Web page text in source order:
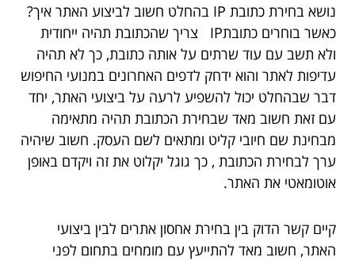
נושא בחירת כתובת IP בהחלט חשוב לביצוע האתר איך?
כאשר בוחרים כתובתIP צריך שהכתובת תהיה ייחודית
ולא תשב עם עוד שרתים על אותה כתובת, כך לא תהיה
עדיפות לאתר והוא ידחק לדפים האחרונים במנועי החיפוש
דבר שבהחלט יכול להשפיע לרעה על ביצועי האתר, יחד
עם זאת חשוב מאד שבחירת הכתובת תהיה מתאימה
מבחינת שם חיובי קליט ומתאים לשם העסק. חשוב שיהיה
ערך לבחירת הכתובת , כך גוגל יקלוט את זה ויקדם באופן
אוטומאטי את האתר.
קיים קשר הדוק בין בחירת אחסון אתרים לבין ביצועי
האתר, חשוב מאד להתייעץ עם מומחים בתחום לפני